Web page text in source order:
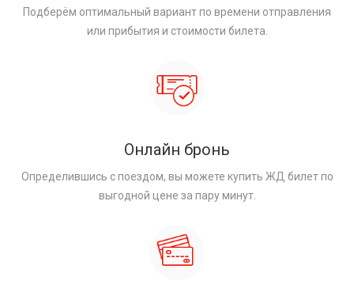
Подберём оптимальный вариант по времени отправления
или прибытия и стоимости билета.
Онлайн бронь
Определившись с поездом, вы можете купить ЖД билет по
выгодной цене за пару минут.